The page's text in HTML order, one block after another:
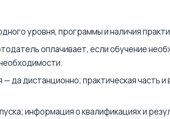
уровня, программы и наличия
оплачивает, если обучение
— да дистанционно; практическая часть и
информация о квалификациях и